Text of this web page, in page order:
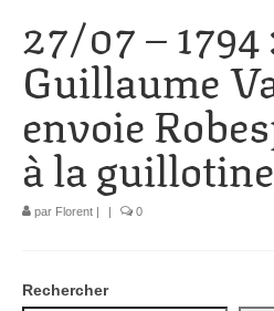
Thèmes
Agriculture, forêt et
Pastoralisme
Cartulaire de Saint Sernin
Dates ariégeoises
27/07 – 1794
Guillaume
envoie
à la guillotine
par Florent | | 0
Rechercher